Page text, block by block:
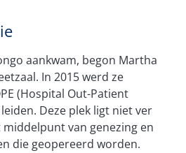
aankwam, begon Martha
In 2015 werd ze
(Hospital Out-Patient
Deze plek ligt niet ver
van genezing en
die geopereerd worden.